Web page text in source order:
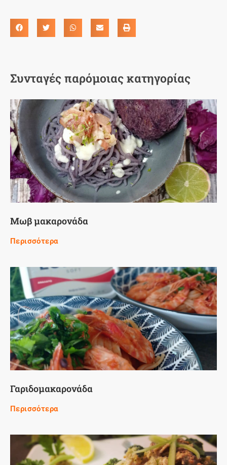
Συνταγές παρόμοιας κατηγορίας
Μωβ μακαρονάδα
Περισσότερα
Γαριδομακαρονάδα
Περισσότερα